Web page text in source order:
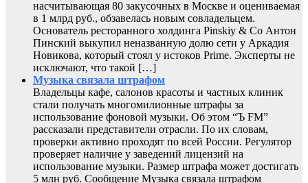
насчитывающая 80 закусочных в Москве и оцениваемая
в 1 млрд руб., обзавелась новым совладельцем.
Основатель ресторанного холдинга Pinskiy & Co Антон
Пинский выкупил неназванную долю сети у Аркадия
Новикова, который стоял у истоков Prime. Эксперты не
исключают, что такой […]
Музыка связала штрафом
Владельцы кафе, салонов красоты и частных клиник
стали получать многомилионные штрафы за
использование фоновой музыки. Об этом “Ъ FM”
рассказали представители отрасли. По их словам,
проверки активно проходят по всей России. Регулятор
проверяет наличие у заведений лицензий на
использование музыки. Размер штрафа может достигать
5 млн руб. Сообщение Музыка связала штрафом